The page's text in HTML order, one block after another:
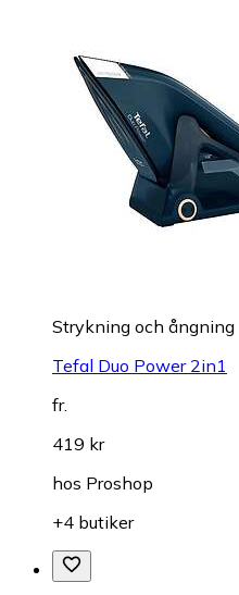
Strykning och ångning
Tefal Duo Power 2in1
fr.
419 kr
hos Proshop
+4 butiker